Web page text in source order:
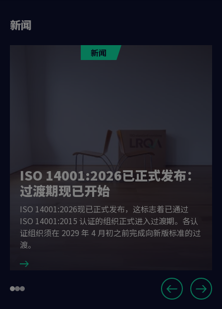
新闻
ISO 14001:2026已正式发布：
过渡期现已开始
新闻
ISO 14001:2026现已正式发布，这标志着已通过
ISO 14001:2015 认证的组织正式进入过渡期。各认
证组织须在 2029 年 4 月初之前完成向新版标准的过
渡。
Slide
GoGo
Go